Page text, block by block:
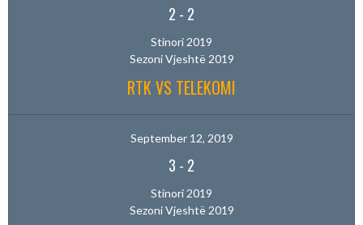
2 - 2
Stinori 2019
Sezoni Vjeshtë 2019
RTK VS TELEKOMI
September 12, 2019
3 - 2
Stinori 2019
Sezoni Vjeshtë 2019